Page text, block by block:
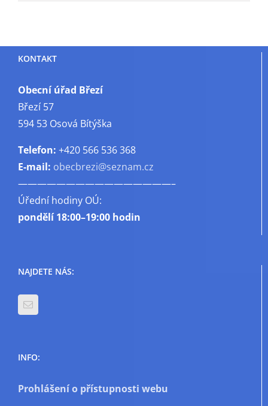
KONTAKT
Obecní úřad Březí
Březí 57
594 53 Osová Bítýška
Telefon: +420 566 536 368
E-mail: obecbrezi@seznam.cz
————————————————–
Úřední hodiny OÚ:
pondělí18:00–19:00 hodin
NAJDETE NÁS:
INFO:
Prohlášení o přístupnosti webu